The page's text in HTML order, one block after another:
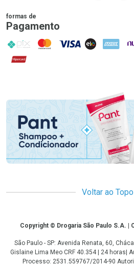
formas de
Pagamento
PIX MasterCard
VISA ELO AMEX
Hipercard
Voltar ao Topo
CopyrightCopyright © Drogaria São Paulo S.A. |
São Paulo - SP: Avenida Renata, 60,
Gislaine Lima Meo CRF 40.354 | 24 horas|
Processo: 2531.559767/2014-90